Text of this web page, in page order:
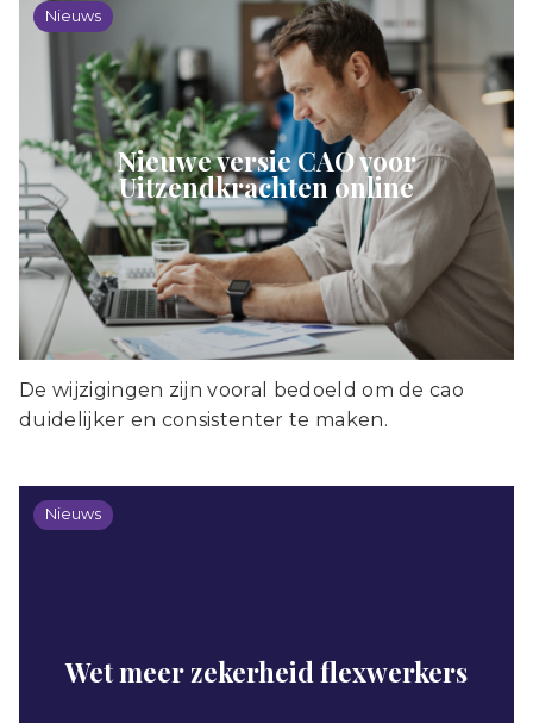
Nieuws
Nieuwe versie CAO voor
Uitzendkrachten online
De wijzigingen zijn vooral bedoeld om de cao
duidelijker en consistenter te maken.
Nieuws
Wet meer zekerheid flexwerkers